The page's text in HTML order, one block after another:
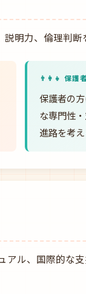
明力、倫理判断
👨‍👩‍👧 保護
保護者の
な専門性
進路を考え
ル、国際的な